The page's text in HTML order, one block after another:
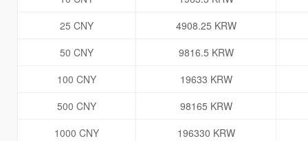
25 CNY
4908.25 KRW
50 CNY
9816.5 KRW
100 CNY
19633 KRW
500 CNY
98165 KRW
1000 CNY
196330 KRW